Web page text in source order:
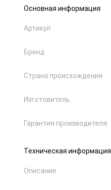
Основная информация
Артикул
Бренд
Страна происхождения
Изготовитель
Гарантия производителя
Техническая информация
Описание